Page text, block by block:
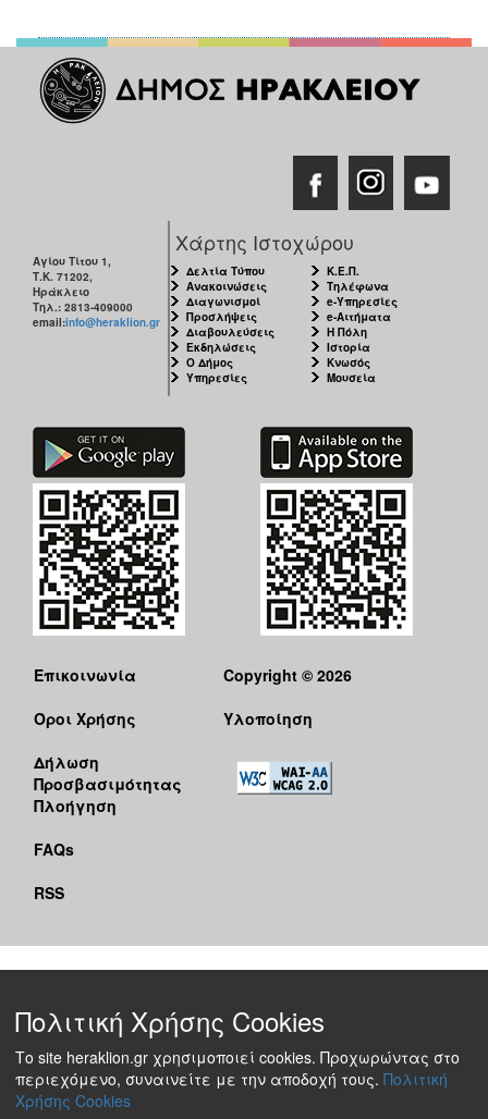
Αγίου Τίτου 1,
Τ.Κ. 71202,
Ηράκλειο
Τηλ.: 2813-409000
email:info@heraklion.gr
Χάρτης Ιστοχώρου
Δελτία Τύπου
Ανακοινώσεις
Διαγωνισμοί
Προσλήψεις
Διαβουλεύσεις
Εκδηλώσεις
Ο Δήμος
Υπηρεσίες
Κ.Ε.Π.
Τηλέφωνα
e-Υπηρεσίες
e-Αιτήματα
Η Πόλη
Ιστορία
Κνωσός
Μουσεία
Επικοινωνία
Όροι Χρήσης
Δήλωση
Προσβασιμότητας
Πλοήγηση
FAQs
RSS
Copyright © 2026
Υλοποίηση
Πολιτική Χρήσης Cookies
Το site heraklion.gr χρησιμοποιεί cookies. Προχωρώντας στο
περιεχόμενο, συναινείτε με την αποδοχή τους. Πολιτική
Χρήσης Cookies